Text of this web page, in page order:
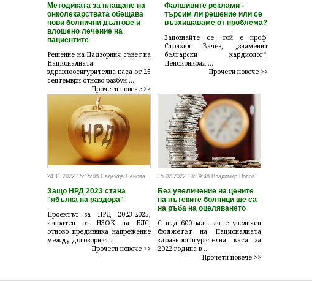
Методиката за плащане на
онколекарствата обещава
нови болнични дългове и
влошено лечение на
пациентите
Решение на Надзорния съвет на
Националната
здравноосигурителна каса от 25
септември отново разбун ...
Прочети повече >>
Фалшивите реклами -
търсим ли решение или се
възхищаваме от проблема?
Запознайте се: той е проф.
Страхил Вачев, „знаменит
български кардиолог“.
Пенсионирал ...
Прочети повече >>
24.11.2022 15:15:08 Надежда Ненова
Защо НРД 2023 стана
"ябълка на раздора"
Проектът за НРД 2023-2025,
изпратен от НЗОК на БЛС,
отново предизвика напрежение
между договорнит ...
Прочети повече >>
15.02.2022 13:19:48 Владимир Попов
Без увеличение на цените
на пътеките болници ще са
на ръба на оцеляването
С над 600 млн. лв. е увеличен
бюджетът на Националната
здравноосигурителна каса за
2022 година в ...
Прочети повече >>